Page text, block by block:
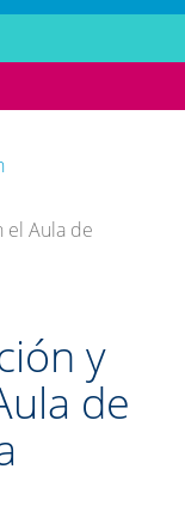
el Aula de
y
de